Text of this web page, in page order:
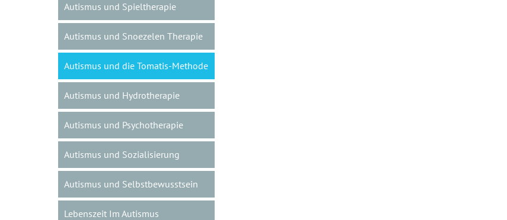
Autismus und Spieltherapie
Autismus und Snoezelen Therapie
Autismus und die Tomatis-Methode
Autismus und Hydrotherapie
Autismus und Psychotherapie
Autismus und Sozialisierung
Autismus und Selbstbewusstsein
Lebenszeit Im Autismus